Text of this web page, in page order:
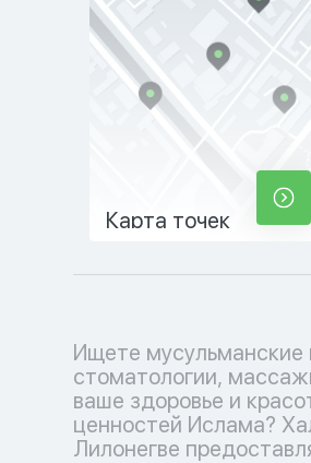
Карта точек
Ищете
стоматологии,
ваше здоровье и
ценностей Ислама?
Лилонегве
косметологические
вашим религиозным
себе с уважением к
медицинских